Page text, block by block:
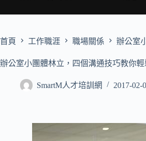
首頁 工作職涯 職場關係 辦公室
辦公室小團體林立，四個溝通技巧教你輕
SmartM人才培訓網 2017-02-